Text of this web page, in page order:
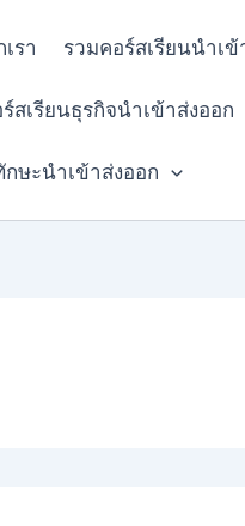
รา รวมคอร์สเรียนนำเข้
สเรียนธุรกิจนำเข้าส่งออก
ษะนำเข้าส่งออก